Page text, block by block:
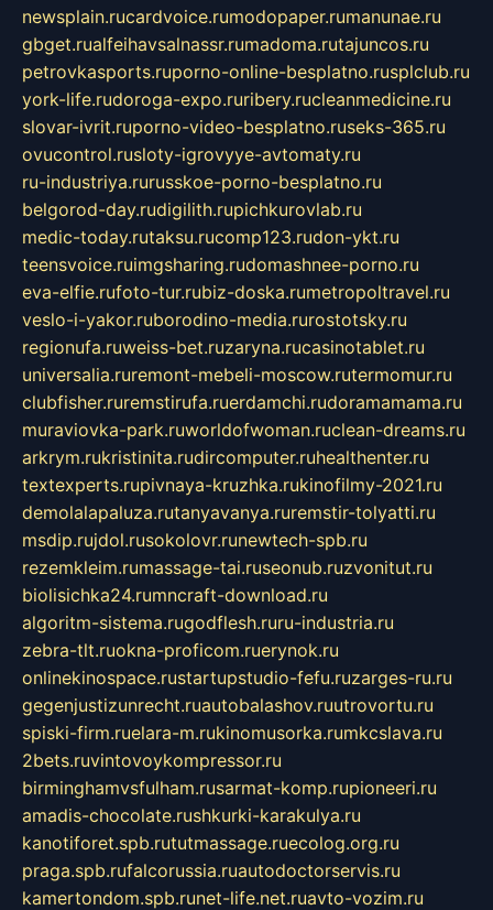
newsplain.rucardvoice.rumodopaper.rumanunae.ru
gbget.rualfeihavsalnassr.rumadoma.rutajuncos.ru
petrovkasports.ruporno-online-besplatno.rusplclub.ru
york-life.rudoroga-expo.ruribery.rucleanmedicine.ru
slovar-ivrit.ruporno-video-besplatno.ruseks-365.ru
ovucontrol.rusloty-igrovyye-avtomaty.ru
ru-industriya.rurusskoe-porno-besplatno.ru
belgorod-day.rudigilith.rupichkurovlab.ru
medic-today.rutaksu.rucomp123.rudon-ykt.ru
teensvoice.ruimgsharing.rudomashnee-porno.ru
eva-elfie.rufoto-tur.rubiz-doska.rumetropoltravel.ru
veslo-i-yakor.ruborodino-media.rurostotsky.ru
regionufa.ruweiss-bet.ruzaryna.rucasinotablet.ru
universalia.ruremont-mebeli-moscow.rutermomur.ru
clubfisher.ruremstirufa.ruerdamchi.rudoramamama.ru
muraviovka-park.ruworldofwoman.ruclean-dreams.ru
arkrym.rukristinita.rudircomputer.ruhealthenter.ru
textexperts.rupivnaya-kruzhka.rukinofilmy-2021.ru
demolalapaluza.rutanyavanya.ruremstir-tolyatti.ru
msdip.rujdol.rusokolovr.runewtech-spb.ru
rezemkleim.rumassage-tai.ruseonub.ruzvonitut.ru
biolisichka24.rumncraft-download.ru
algoritm-sistema.rugodflesh.ruru-industria.ru
zebra-tlt.ruokna-proficom.ruerynok.ru
onlinekinospace.rustartupstudio-fefu.ruzarges-ru.ru
gegenjustizunrecht.ruautobalashov.ruutrovortu.ru
spiski-firm.ruelara-m.rukinomusorka.rumkcslava.ru
2bets.ruvintovoykompressor.ru
birminghamvsfulham.rusarmat-komp.rupioneeri.ru
amadis-chocolate.rushkurki-karakulya.ru
kanotiforet.spb.rututmassage.ruecolog.org.ru
praga.spb.rufalcorussia.ruautodoctorservis.ru
kamertondom.spb.runet-life.net.ruavto-vozim.ru